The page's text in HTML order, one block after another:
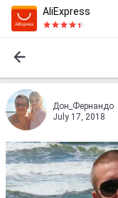
AliExpress
Дон_Фернандо
July 17, 2018